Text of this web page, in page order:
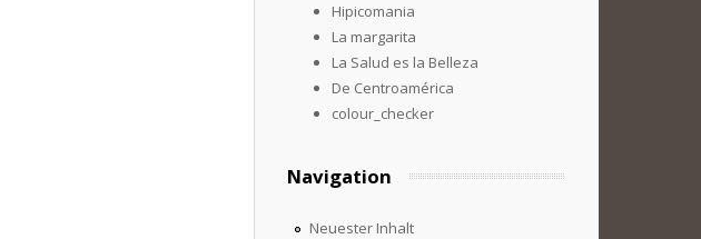
Hipicomania
La margarita
La Salud es la Belleza
De Centroamérica
colour_checker
Navigation
Neuester Inhalt